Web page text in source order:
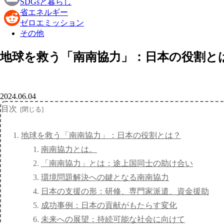
SDGsと暮らし
省エネルギー
ゼロエミッション
その他
地球を救う「南南協力」：日本の役割と
2024.06.04
目次
地球を救う「南南協力」：日本の役割とは？
南南協力とは。
「南南協力」とは：途上国同士の助け合い
環境問題解決への鍵となる南南協力
日本の支援の形：研修、専門家派遣、資金援助
成功事例：日本の貢献がもたらす変化
未来への展望：持続可能な社会に向けて
Email
Reddit